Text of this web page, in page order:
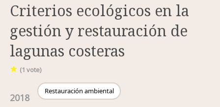
Criterios ecológicos en la
gestión y restauración de
lagunas costeras
(1 vote)
2018
Restauración ambiental